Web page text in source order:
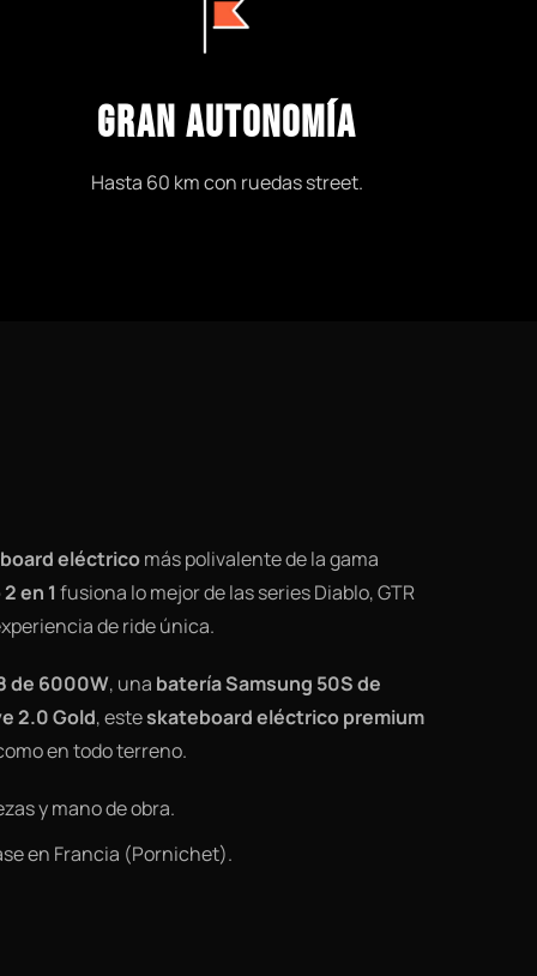
GRAN AUTONOMÍA
Hasta 60 km con ruedas street.
eléctricomás polivalente de la gama
en 1 fusiona lo mejor de las series Diablo, GTR
de ride única.
de 6000W, una batería Samsung 50S de
2.0 Gold, esteskateboard eléctrico premium
en todo terreno.
y mano de obra.
en Francia (Pornichet).